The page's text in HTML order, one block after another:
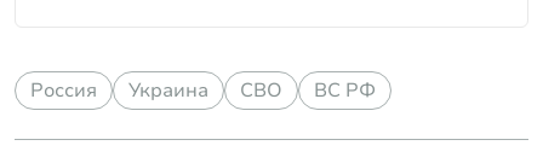
Россия Украина СВО ВС РФ